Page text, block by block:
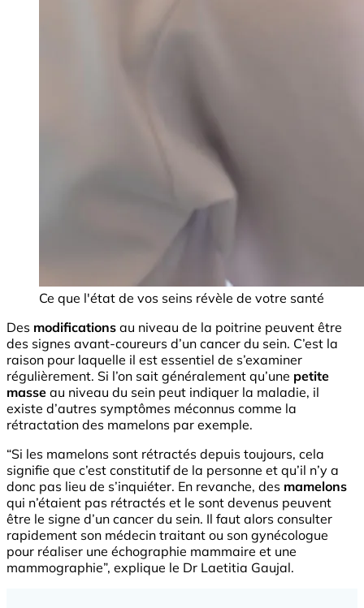
Ce que l'état de vos seins révèle de votre santé
Des modifications au niveau de la poitrine peuvent être
des signes avant-coureurs d’un cancer du sein. C’est la
raison pour laquelle il est essentiel de s’examiner
régulièrement. Si l’on sait généralement qu’une petite
masse au niveau du sein peut indiquer la maladie, il
existe d’autres symptômes méconnus comme la
rétractation des mamelons par exemple.
“Si les mamelons sont rétractés depuis toujours, cela
signifie que c’est constitutif de la personne et qu’il n’y a
donc pas lieu de s’inquiéter. En revanche, des mamelons
qui n’étaient pas rétractés et le sont devenus peuvent
être le signe d’un cancer du sein. Il faut alors consulter
rapidement son médecin traitant ou son gynécologue
pour réaliser une échographie mammaire et une
mammographie”, explique le Dr Laetitia Gaujal.